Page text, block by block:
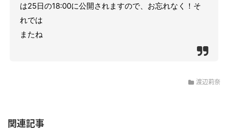
は25日の18:00に公開されますので、お忘れなく！ そ
れでは
またね
渡辺莉奈
関連記事